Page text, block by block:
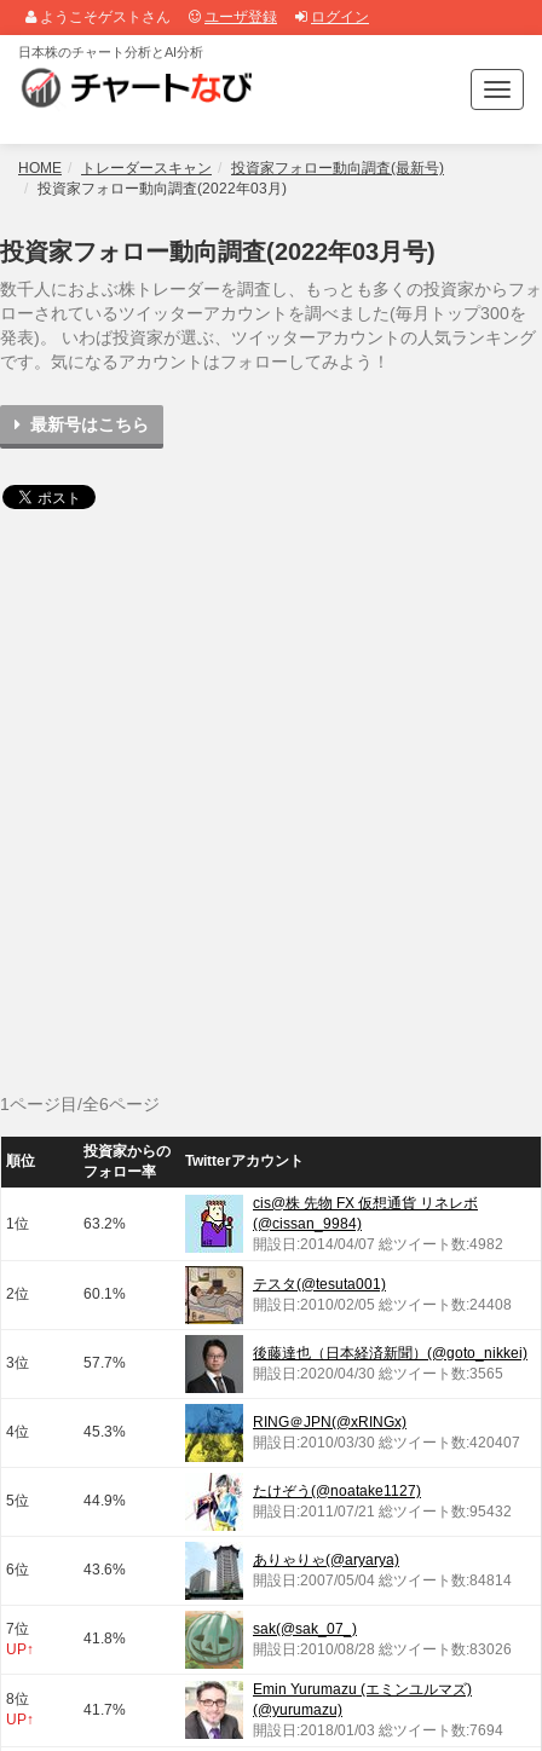
ようこそゲストさん ユーザ登録 ログイン
T
o
g
v
i
g
日本株のチャート分析とAI分析
HOME トレーダースキャン
投資家フォロー動向調査(最新号)
投資家フォロー動向調査(2022年03月)
投資家フォロー動向調査(2022年03月号)
数千人におよぶ株トレーダーを調査し、もっとも多くの投資家からフォ
ローされているツイッターアカウントを調べました(毎月トップ300を
発表)。 いわば投資家が選ぶ、ツイッターアカウントの人気ランキング
です。気になるアカウントはフォローしてみよう！
最新号はこちら
1ページ目/全6ページ
順位
投資家からの
フォロー率
Twitterアカウント
1位 63.2%
cis@株 先物 FX 仮想通貨 リネレボ
(@cissan_9984)
開設日:2014/04/07 総ツイート数:4982
2位 60.1%
テスタ(@tesuta001)
開設日:2010/02/05 総ツイート数:24408
3位 57.7%
後藤達也（日本経済新聞）(@goto_nikkei)
開設日:2020/04/30 総ツイート数:3565
4位 45.3%
RING＠JPN(@xRINGx)
開設日:2010/03/30 総ツイート数:420407
5位 44.9%
たけぞう(@noatake1127)
開設日:2011/07/21 総ツイート数:95432
6位 43.6%
ありゃりゃ(@aryarya)
開設日:2007/05/04 総ツイート数:84814
7位
UP↑
41.8%
sak(@sak_07_)
開設日:2010/08/28 総ツイート数:83026
8位
UP↑
41.7%
Emin Yurumazu (エミンユルマズ)
(@yurumazu)
開設日:2018/01/03 総ツイート数:7694